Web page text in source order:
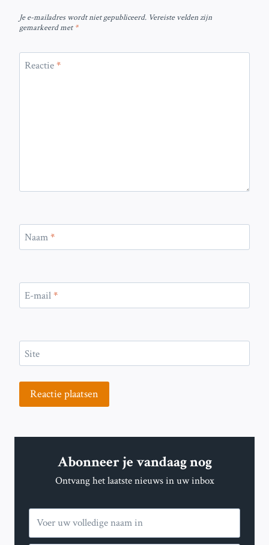
Je e-mailadres wordt niet gepubliceerd. Vereiste velden zijn
gemarkeerd met*
Reactie*
Naam*
E-mail*
Site
Abonneer je vandaag nog
Ontvang het laatste nieuws in uw inbox